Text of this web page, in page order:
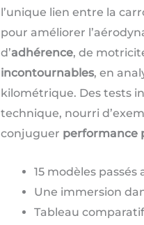
l’unique lien entre la
pour améliorer
d’adhérence, de
incontournables, en
kilométrique. Des tests
technique, nourri
conjuguer performance
15 modèles
Une immersion
Tableau